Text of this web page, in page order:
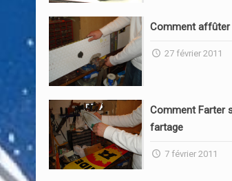
Comment affûter
27 février 2011
Comment Farter
fartage
7 février 2011